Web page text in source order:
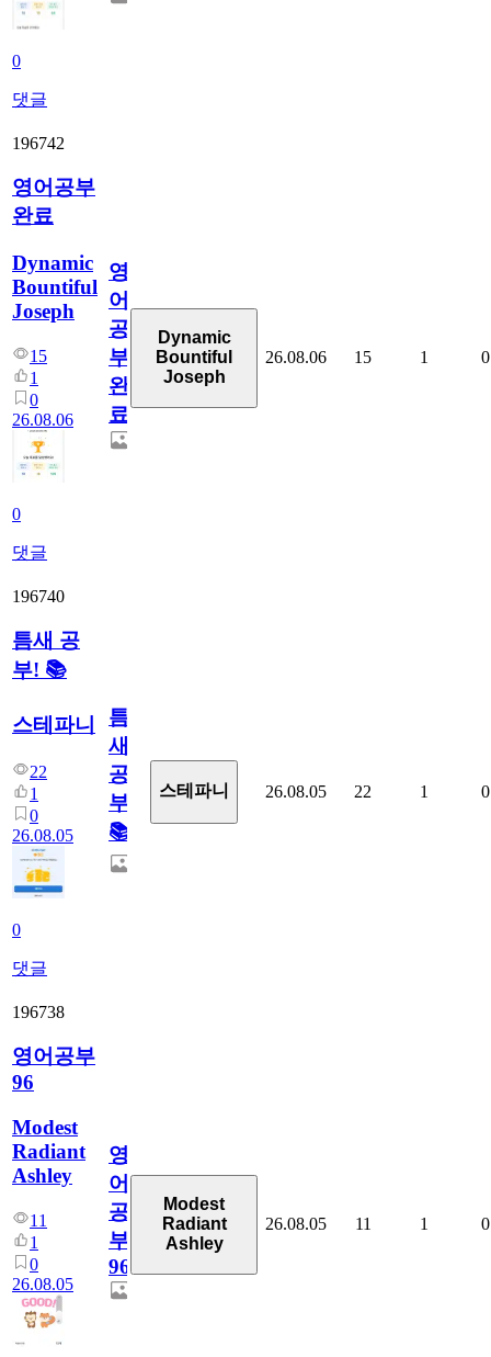
0
댓글
196742
영어공부
완료
Dynamic
Bountiful
Joseph
15
1
0
26.08.06
0
댓글
영
어
공
부
완
료
Dynamic
Bountiful
Joseph
26.08.06 15 1 0
196740
틈새 공
부! 📚
스테파니
22
1
0
26.08.05
0
댓글
틈
새
공
부!
📚
스테파니 26.08.05 22 1 0
196738
영어공부
96
Modest
Radiant
Ashley
11
1
0
26.08.05
영
어
공
부
96
Modest
Radiant
Ashley
26.08.05 11 1 0